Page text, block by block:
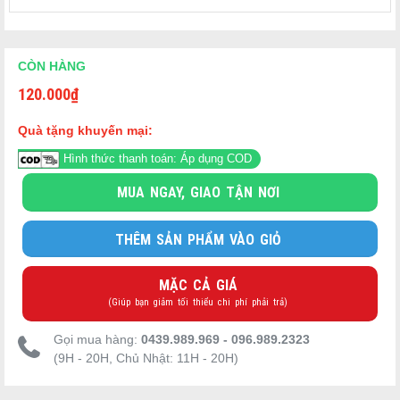
+ Màu xanh: hương chanh thơm mát, đem lại cảm giác sảng
+ Màu hồng: hương đào ngọt ngào, đem lại cảm giác dễ chịu.
CÒN HÀNG
120.000₫
Quà tặng khuyến mại:
Hình thức thanh toán: Áp dụng COD
MUA NGAY, GIAO TẬN NƠI
THÊM SẢN PHẨM VÀO GIỎ
MẶC CẢ GIÁ
(Giúp bạn giảm tối thiểu chi phí phải trả)
Gọi mua hàng: 0439.989.969 - 096.989.2323
(9H - 20H, Chủ Nhật: 11H - 20H)